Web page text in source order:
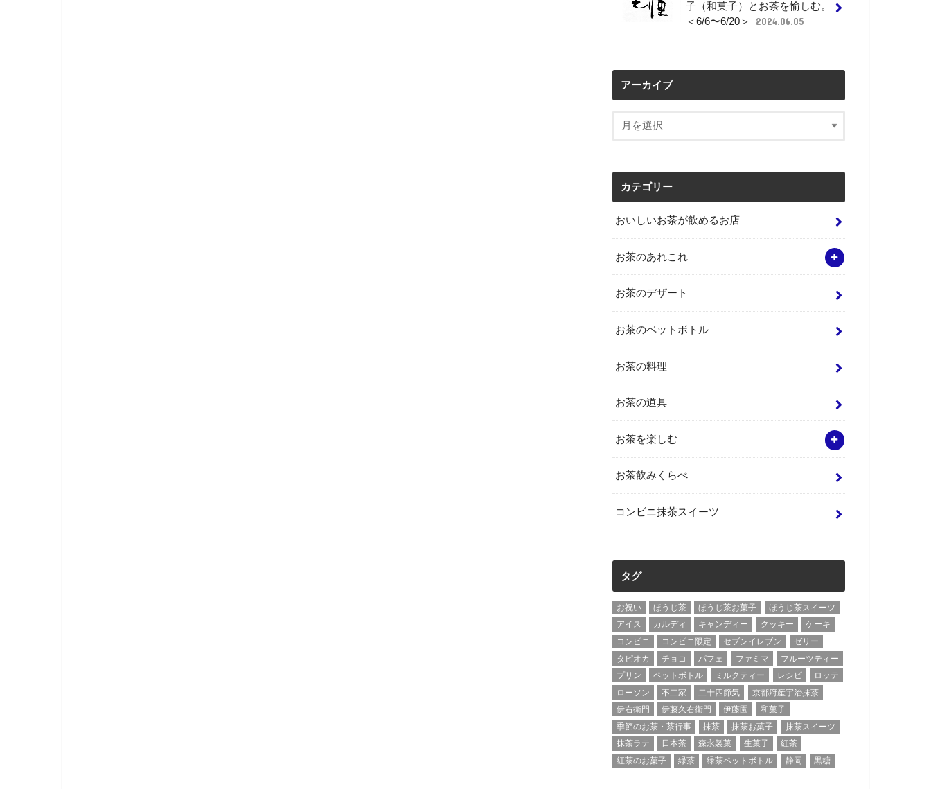
子（和菓子）とお茶を愉しむ。
＜6/6〜6/20＞
2024.06.05
アーカイブ
カテゴリー
おいしいお茶が飲めるお店
お茶のあれこれ
お茶のデザート
お茶のペットボトル
お茶の料理
お茶の道具
お茶を楽しむ
お茶飲みくらべ
コンビニ抹茶スイーツ
タグ
お祝い ほうじ茶 ほうじ茶お菓子
ほうじ茶スイーツ
アイス
カルディ キャンディー クッキー
ケーキ
コンビニ
コンビニ限定 セブンイレブン
ゼリー
タピオカ
チョコ パフェ ファミマ
フルーツティー
プリン
ペットボトル ミルクティー レシピ
ロッテ
ローソン
不二家 二十四節気
京都府産宇治抹茶
伊右衛門
伊藤久右衛門 伊藤園
和菓子
季節のお茶・茶行事
抹茶 抹茶お菓子
抹茶スイーツ
抹茶ラテ
日本茶 森永製菓 生菓子
紅茶
紅茶のお菓子
緑茶 緑茶ペットボトル 静岡 黒糖